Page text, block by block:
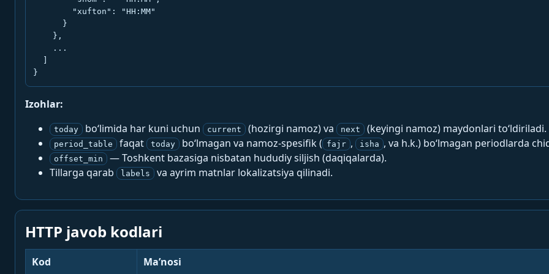
        "xufton": "HH:MM"
      }
    },
    ...
}
Izohlar:
today bo‘limida har kuni uchun current (hozirgi namoz) va next (keyingi namoz) maydonlari to‘ldiriladi.
period_table faqat today bo‘lmagan va namoz-spesifik ( fajr , isha , va h.k.) bo‘lmagan periodlarda
offset_min
— Toshkent bazasiga nisbatan hududiy siljish (daqiqalarda).
Tillarga qarab
labels va ayrim matnlar lokalizatsiya qilinadi.
HTTP javob kodlari
Kod Ma’nosi